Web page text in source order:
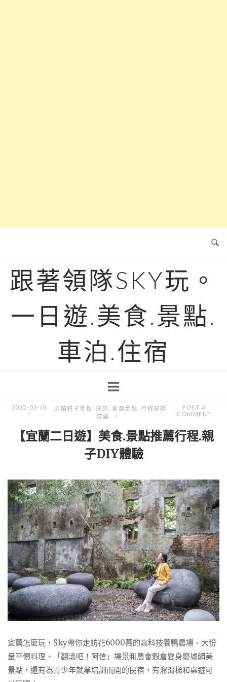
跟著領隊SKY玩。
一日遊.美食.景點.
車泊.住宿
2022-02-01 宜蘭親子景點 ,採訪 東部景點 ,行程安排
建議
POST A
COMMENT
【宜蘭二日遊】美食.景點推薦行程.親
子DIY體驗
宜蘭怎麼玩，Sky帶你走訪花6000萬的高科技養鴨農場、大份
量平價料理、「翻滾吧！阿信」場景和農會穀倉變身廢墟網美
景點，還有為青少年就業培訓而開的民宿，有溜滑梯和桌遊可